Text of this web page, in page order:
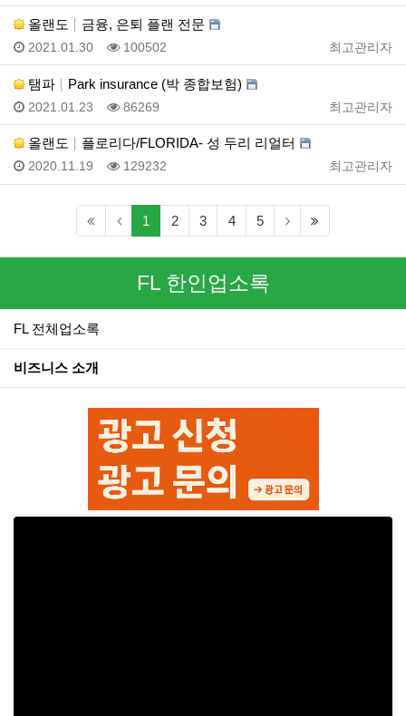
올랜도 금융, 은퇴 플랜 전문
등록자
최고관리자
등록일
2021.01.30 조회
100502
탬파 Park insurance (박 종합보험)
등록자
최고관리자
등록일
2021.01.23 조회
86269
올랜도 플로리다/FLORIDA- 성 두리 리얼터
등록자
최고관리자
등록일
2020.11.19 조회
129232
1 (current)
2 3 4 5
FL 한인업소록
FL 전체업소록
비즈니스 소개